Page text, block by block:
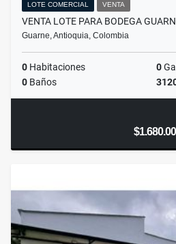
LOTE COMERCIAL VENTA
VENTA LOTE PARA BODEGA
Guarne, Antioquia, Colombia
0 Habitaciones 0
0 Baños